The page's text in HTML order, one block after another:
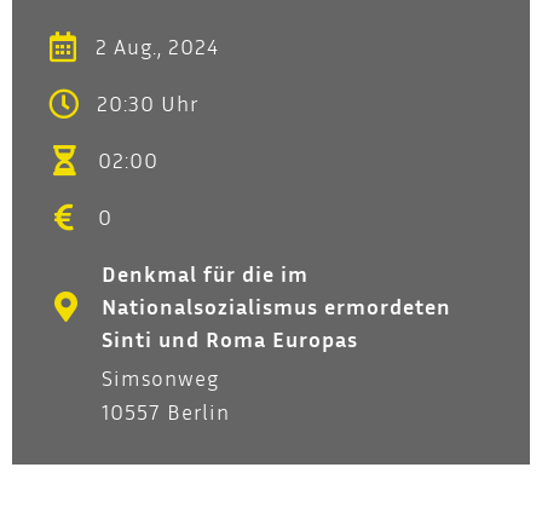
2 Aug., 2024
20:30 Uhr
02:00
0
Denkmal für die im
Nationalsozialismus ermordeten
Sinti und Roma Europas
Simsonweg
10557 Berlin